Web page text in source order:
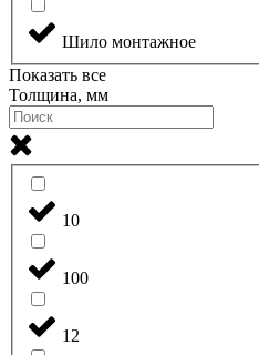
Шило монтажное
Показать все
Толщина, мм
10
100
12